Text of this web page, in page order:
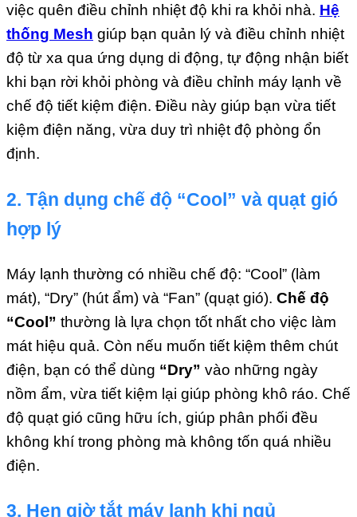
việc quên điều chỉnh nhiệt độ khi ra khỏi nhà. Hệ
thống Mesh giúp bạn quản lý và điều chỉnh nhiệt
độ từ xa qua ứng dụng di động, tự động nhận biết
khi bạn rời khỏi phòng và điều chỉnh máy lạnh về
chế độ tiết kiệm điện. Điều này giúp bạn vừa tiết
kiệm điện năng, vừa duy trì nhiệt độ phòng ổn
định.
2. Tận dụng chế độ “Cool” và quạt gió
hợp lý
Máy lạnh thường có nhiều chế độ: “Cool” (làm
mát), “Dry” (hút ẩm) và “Fan” (quạt gió). Chế độ
“Cool” thường là lựa chọn tốt nhất cho việc làm
mát hiệu quả. Còn nếu muốn tiết kiệm thêm chút
điện, bạn có thể dùng “Dry” vào những ngày
nồm ẩm, vừa tiết kiệm lại giúp phòng khô ráo. Chế
độ quạt gió cũng hữu ích, giúp phân phối đều
không khí trong phòng mà không tốn quá nhiều
điện.
3. Hẹn giờ tắt máy lạnh khi ngủ